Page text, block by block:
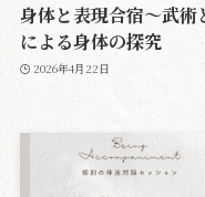
身体と表現合宿〜武術
による身体の探究
2026年4月22日